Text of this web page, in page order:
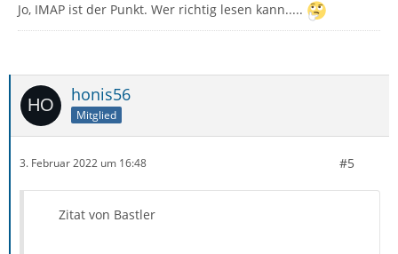
Jo, IMAP ist der Punkt. Wer richtig lesen kann.....
honis56
Mitglied
3. Februar 2022 um 16:48 #5
Zitat von Bastler